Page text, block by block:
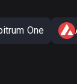
One